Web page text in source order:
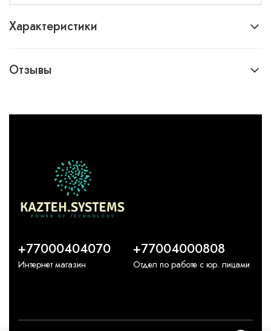
Характеристики
Отзывы
+77000404070
Интернет магазин
+77004000808
Отдел по работе с юр. лицами